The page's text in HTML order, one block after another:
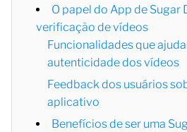
O papel do App de Sugar
verificação de vídeos
Funcionalidades que
autenticidade dos vídeos
Feedback dos usuários
aplicativo
Benefícios de ser uma